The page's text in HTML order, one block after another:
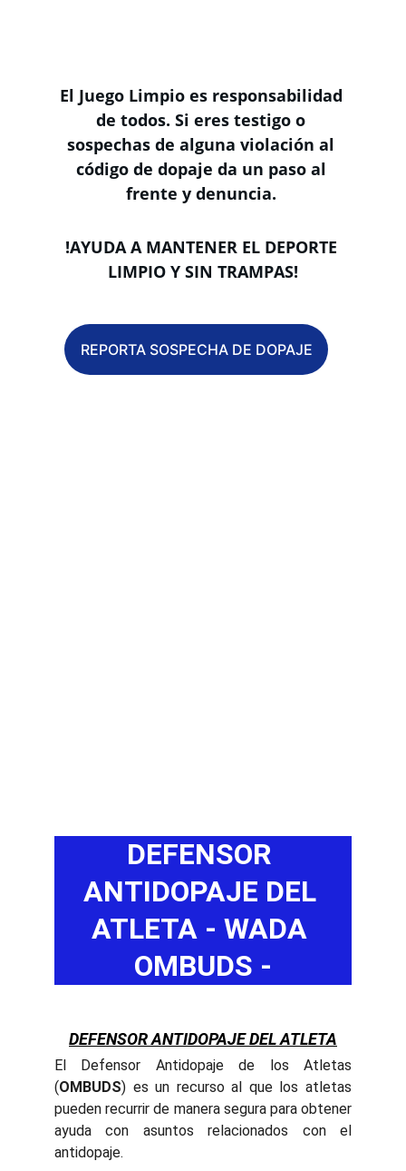
El Juego Limpio es responsabilidad
de todos. Si eres testigo o
sospechas de alguna violación al
código de dopaje da un paso al
frente y denuncia.
!AYUDA A MANTENER EL DEPORTE
LIMPIO Y SIN TRAMPAS!
REPORTA SOSPECHA DE DOPAJE
DEFENSOR
ANTIDOPAJE DEL
ATLETA - WADA
OMBUDS -
DEFENSOR ANTIDOPAJE DEL ATLETA
El Defensor Antidopaje de los Atletas
(OMBUDS) es un recurso al que los atletas
pueden recurrir de manera segura para obtener
ayuda con asuntos relacionados con el
antidopaje.